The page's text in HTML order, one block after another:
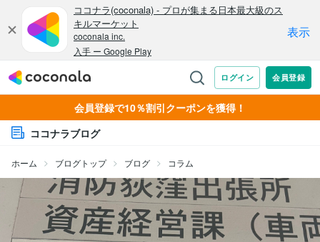
会員登録で10％割引クーポンを獲得！
ココナラブログ
ホーム ブログトップ ブログ コラム